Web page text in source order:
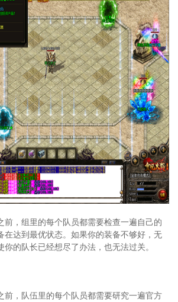
前，组里的每个队员都需要检查一遍自己的
在达到最优状态。如果你的装备不够好，无
的队长已经想尽了办法，也无法过关。
前，队伍里的每个队员都需要研究一遍官方